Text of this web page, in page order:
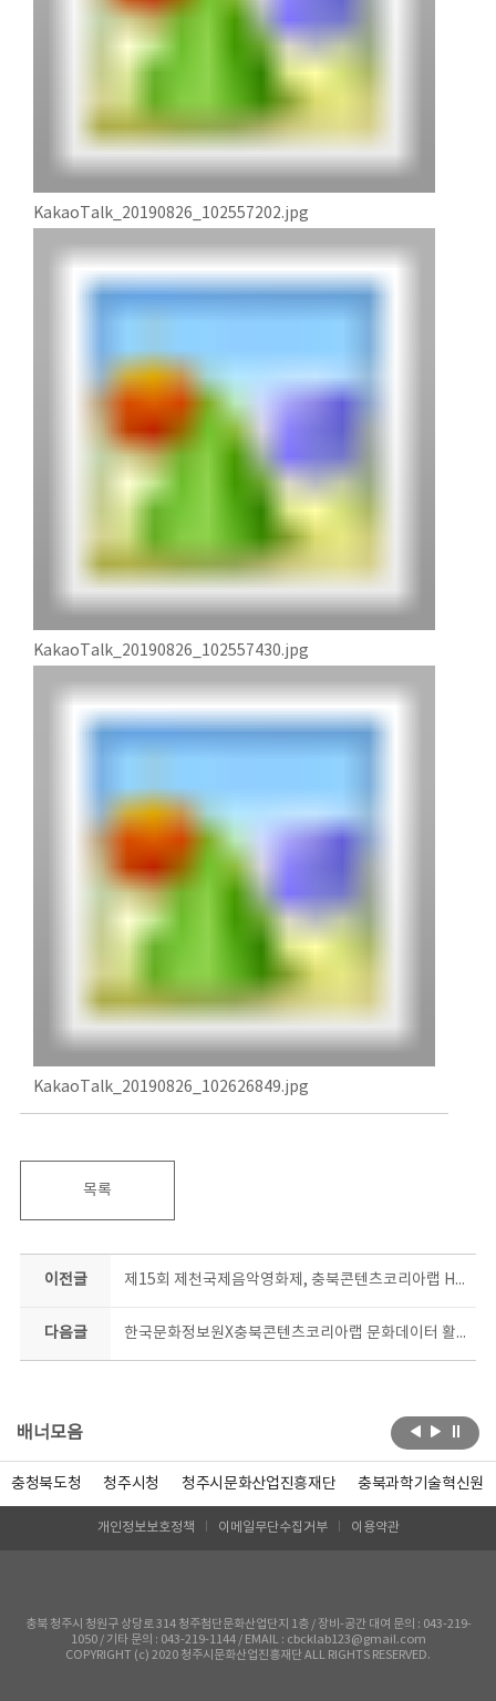
KakaoTalk_20190826_102557202.jpg
KakaoTalk_20190826_102557430.jpg
KakaoTalk_20190826_102626849.jpg
목록
이전글 제15회 제천국제음악영화제, 충북콘텐츠코리아랩 HOT BOOTH
다음글 한국문화정보원X충북콘텐츠코리아랩 문화데이터 활용 창업교육 스타트!
배너모음
충청북도청 청주시청 청주시문화산업진흥재단 충북과학기술혁신원
개인정보보호정책 이메일무단수집거부 이용약관
충북 청주시 청원구 상당로 314 청주첨단문화산업단지 1층 / 장비-공간 대여 문의 : 043-219-
1050 / 기타 문의 : 043-219-1144 / EMAIL : cbcklab123@gmail.com
COPYRIGHT (c) 2020 청주시문화산업진흥재단 ALL RIGHTS RESERVED.